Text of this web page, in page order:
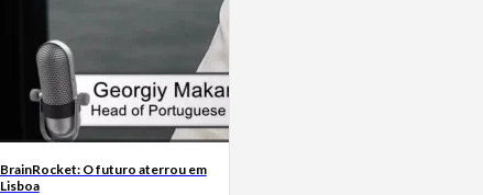
BrainRocket: O futuro aterrou em
Lisboa